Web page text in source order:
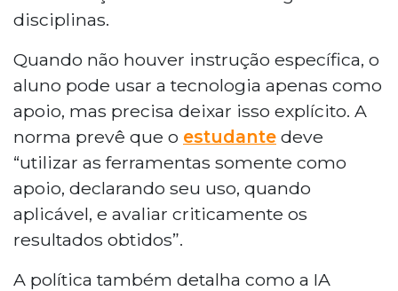
disciplinas.
Quando não houver instrução específica, o
aluno pode usar a tecnologia apenas como
apoio, mas precisa deixar isso explícito. A
norma prevê que o estudante deve
“utilizar as ferramentas somente como
apoio, declarando seu uso, quando
aplicável, e avaliar criticamente os
resultados obtidos”.
A política também detalha como a IA